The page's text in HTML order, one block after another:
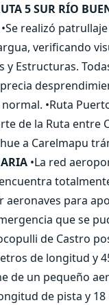
5 SUR RÍO
•Se realizó
verificando
y Estructuras.
•Ruta
de la Ruta entre
a Carelmapu
•La red
aeronaves para
que se
de Castro
de longitud y
de un pequeño
de pista y